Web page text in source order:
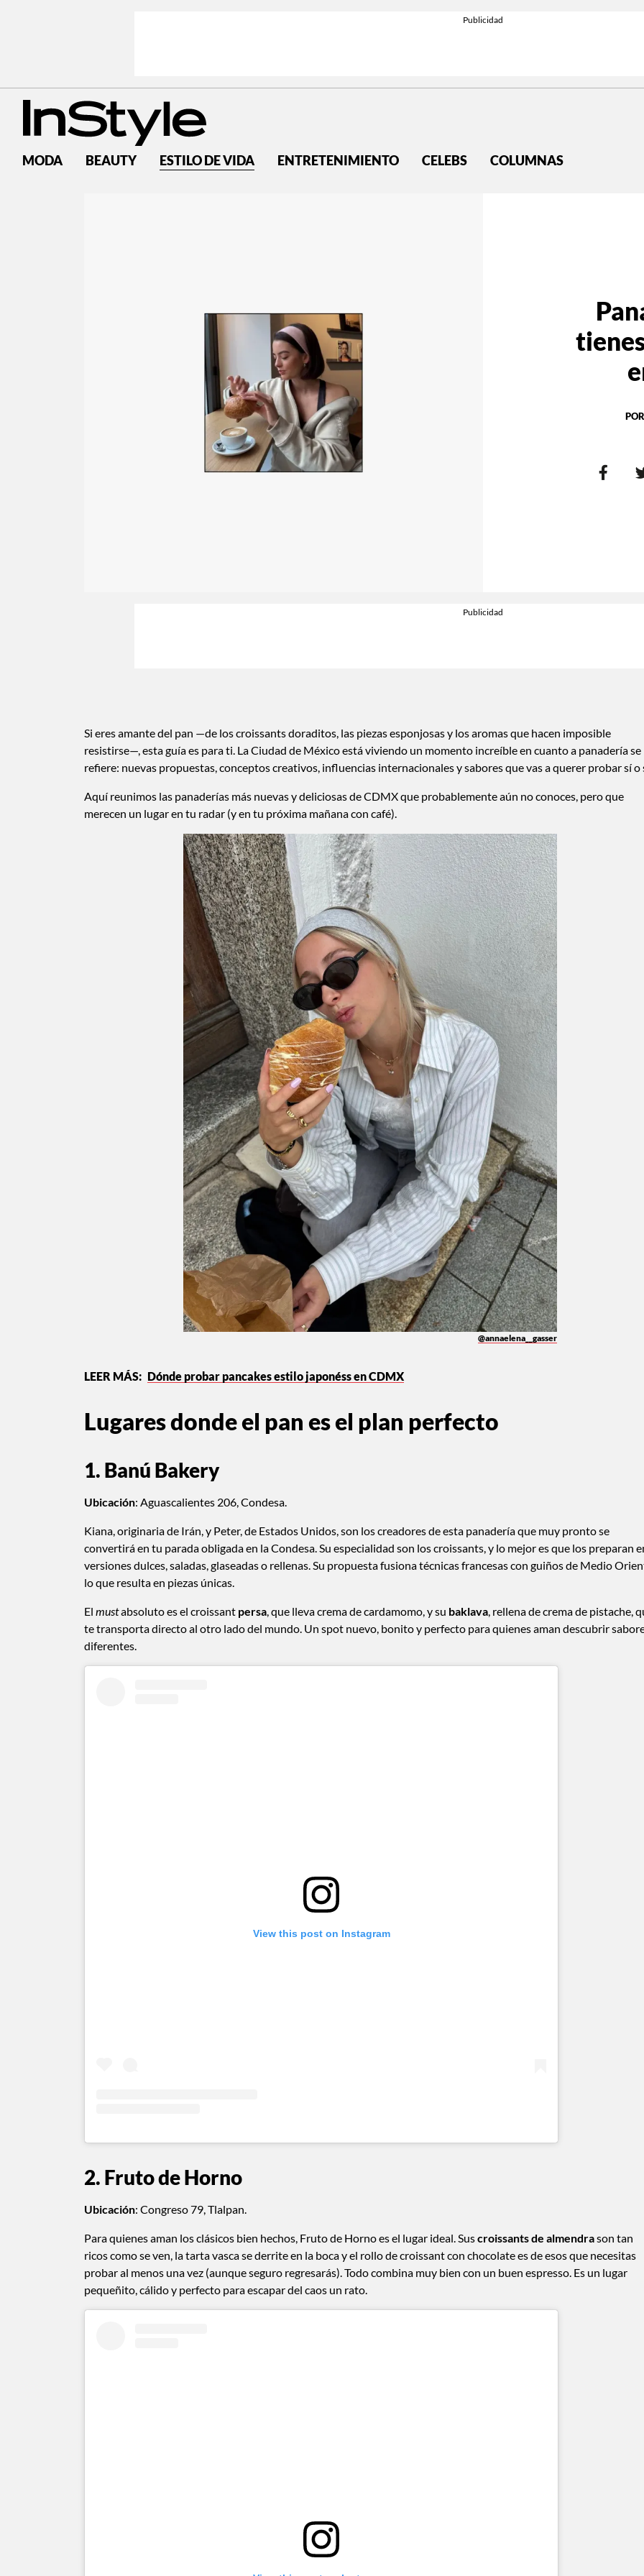
MODA BEAUTY ESTILO DE VIDA ENTRETENIMIENTO CELEBS COLUMNAS
Si eres amante del pan —de los croissants doraditos, las piezas esponjosas y los aromas que hacen imposible
resistirse—, esta guía es para ti. La Ciudad de México está viviendo un momento increíble en cuanto a panadería se
refiere: nuevas propuestas, conceptos creativos, influencias internacionales y sabores que vas a querer probar sí o
Aquí reunimos las panaderías más nuevas y deliciosas de CDMX que probablemente aún no conoces, pero que
merecen un lugar en tu radar (y en tu próxima mañana con café).
@annaelena__gasser
Dónde probar pancakes estilo japonéss en CDMX
Lugares donde el pan es el plan perfecto
1. Banú Bakery
Ubicación: Aguascalientes 206, Condesa.
Kiana, originaria de Irán, y Peter, de Estados Unidos, son los creadores de esta panadería que muy pronto se
convertirá en tu parada obligada en la Condesa. Su especialidad son los croissants, y lo mejor es que los preparan
versiones dulces, saladas, glaseadas o rellenas. Su propuesta fusiona técnicas francesas con guiños de Medio
lo que resulta en piezas únicas.
El mustabsoluto es el croissant persa , que lleva crema de cardamomo, y su baklava , rellena de crema de pistache,
te transporta directo al otro lado del mundo. Un spot nuevo, bonito y perfecto para quienes aman descubrir
diferentes.
View this post on Instagram
2. Fruto de Horno
Ubicación: Congreso 79, Tlalpan.
Para quienes aman los clásicos bien hechos, Fruto de Horno es el lugar ideal. Suscroissants de almendrason tan
ricos como se ven, la tarta vasca se derrite en la boca y el rollo de croissant con chocolate es de esos que necesitas
probar al menos una vez (aunque seguro regresarás). Todo combina muy bien con un buen espresso. Es un lugar
pequeñito, cálido y perfecto para escapar del caos un rato.